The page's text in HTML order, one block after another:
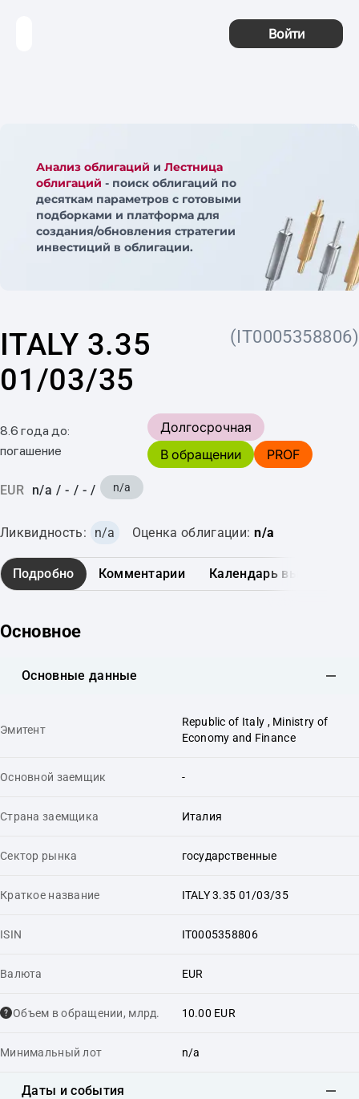
Войти
Анализ облигаций и Лестница
облигаций - поиск облигаций по
десяткам параметров с готовыми
подборками и платформа для
создания/обновления стратегии
инвестиций в облигации.
ITALY 3.35
01/03/35
(IT0005358806)
8.6 года до:
погашение
Долгосрочная
В обращении
PROF
EUR n/a / - / - / n/a
Ликвидность: n/a Оценка облигации: n/a
Подробно Комментарии Календарь выплат
Основное
Основные данные
Эмитент
Republic of Italy , Ministry of
Economy and Finance
Основной заемщик -
Страна заемщика Италия
Сектор рынка государственные
Краткое название ITALY 3.35 01/03/35
ISIN IT0005358806
Валюта EUR
Объем в обращении, млрд. 10.00 EUR
Минимальный лот n/a
Даты и события